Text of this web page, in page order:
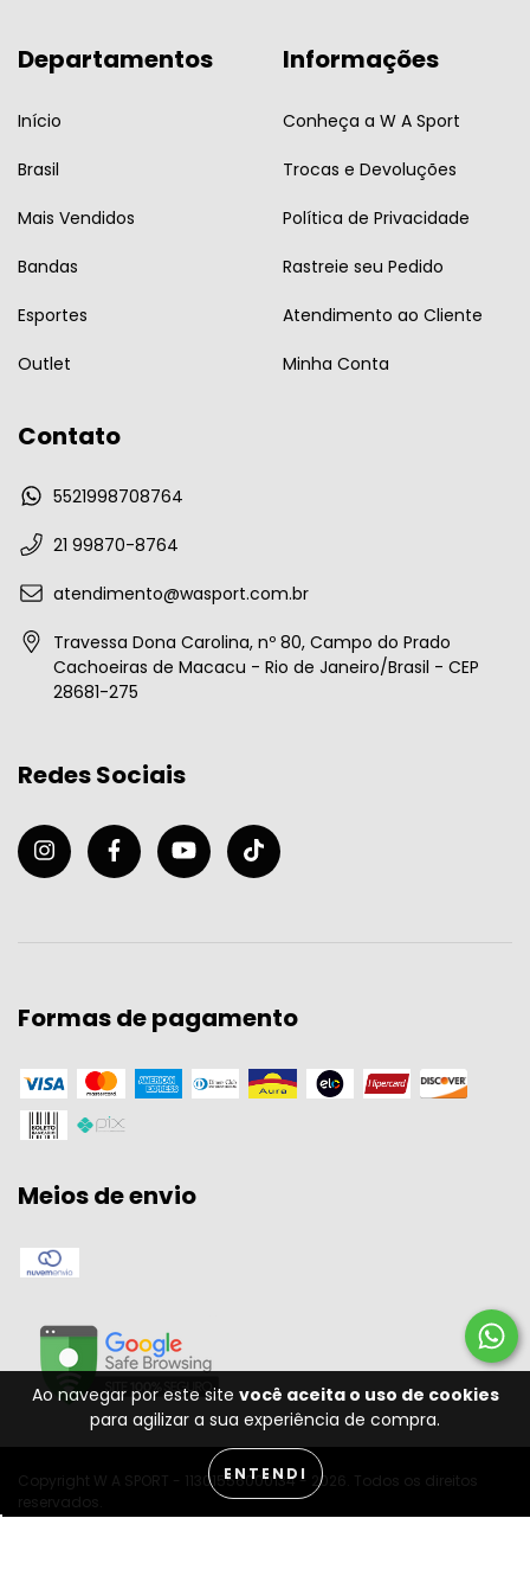
Ao navegar por este site você aceita o uso de cookies
para agilizar a sua experiência de compra.
ENTENDI
Departamentos
Início
Brasil
Mais Vendidos
Bandas
Esportes
Outlet
Informações
Conheça a W A Sport
Trocas e Devoluções
Política de Privacidade
Rastreie seu Pedido
Atendimento ao Cliente
Minha Conta
Contato
5521998708764
21 99870-8764
atendimento@wasport.com.br
Travessa Dona Carolina, nº 80, Campo do Prado
Cachoeiras de Macacu - Rio de Janeiro/Brasil - CEP
28681-275
Redes Sociais
Formas de pagamento
Meios de envio
Copyright W A SPORT - 11301556000134 - 2026. Todos os direitos
reservados.